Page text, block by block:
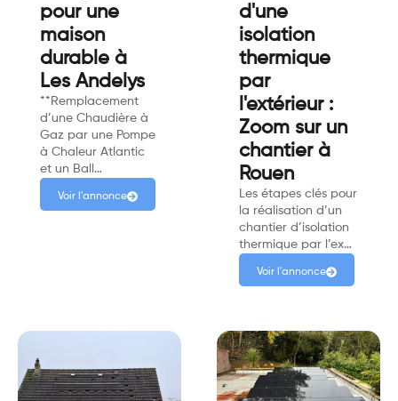
pour une
maison
durable à
Les Andelys
**Remplacement
d’une Chaudière à
Gaz par une Pompe
à Chaleur Atlantic
et un Ball…
Voir l'annonce
d'une
isolation
thermique
par
l'extérieur :
Zoom sur un
chantier à
Rouen
Les étapes clés pour
la réalisation d’un
chantier d’isolation
thermique par l’ex…
Voir l'annonce